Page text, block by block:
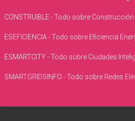
CONSTRUIBLE - Todo sobre
ESEFICIENCIA - Todo sobre Eficiencia
ESMARTCITY - Todo sobre Ciudades
SMARTGRIDSINFO - Todo sobre Redes